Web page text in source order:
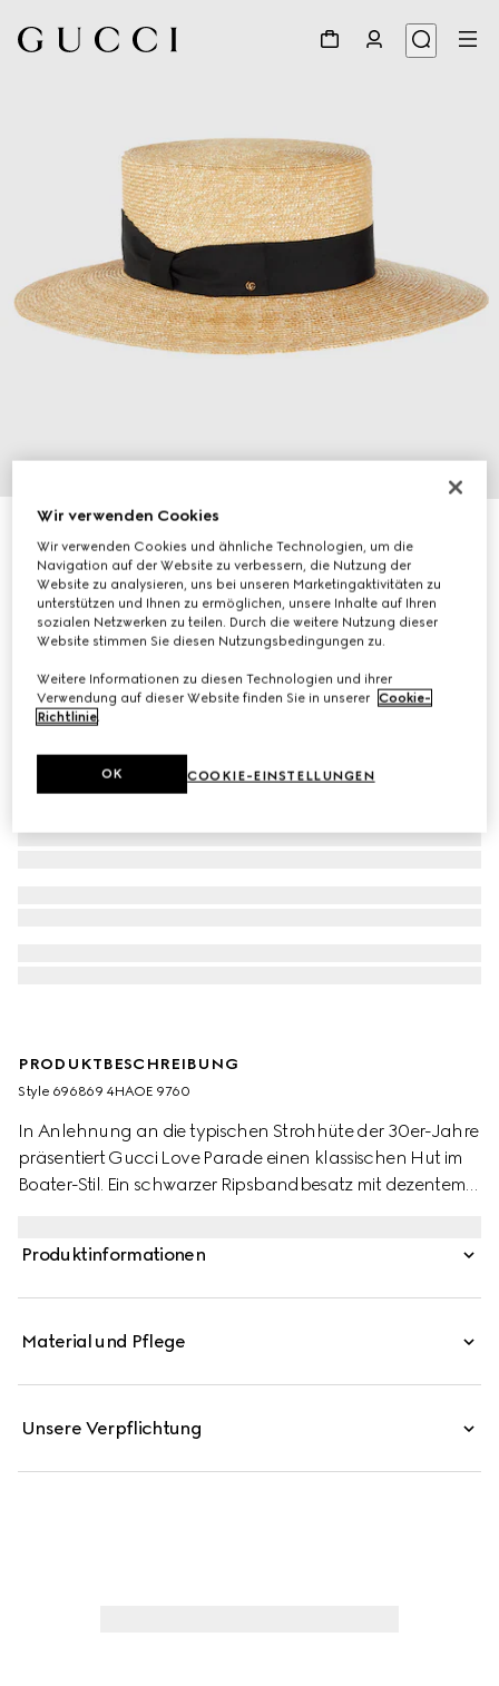
Strohhut mit Ripsband-Detail
CHF 560
PRODUKTBESCHREIBUNG
Style ‎696869 4HAOE 9760
In Anlehnung an die typischen Strohhüte der 30er-Jahre
präsentiert Gucci Love Parade einen klassischen Hut im
Boater-Stil. Ein schwarzer Ripsbandbesatz mit dezentem
Produktinformationen
Material und Pflege
Unsere Verpflichtung
Wir verwenden Cookies
Wir verwenden Cookies und ähnliche Technologien, um die
Navigation auf der Website zu verbessern, die Nutzung der
Website zu analysieren, uns bei unseren Marketingaktivitäten zu
unterstützen und Ihnen zu ermöglichen, unsere Inhalte auf Ihren
sozialen Netzwerken zu teilen. Durch die weitere Nutzung dieser
Website stimmen Sie diesen Nutzungsbedingungen zu.
Weitere Informationen zu diesen Technologien und ihrer
Verwendung auf dieser Website finden Sie in unserer Cookie-
Richtlinie.
COOKIE-EINSTELLUNGEN
OK